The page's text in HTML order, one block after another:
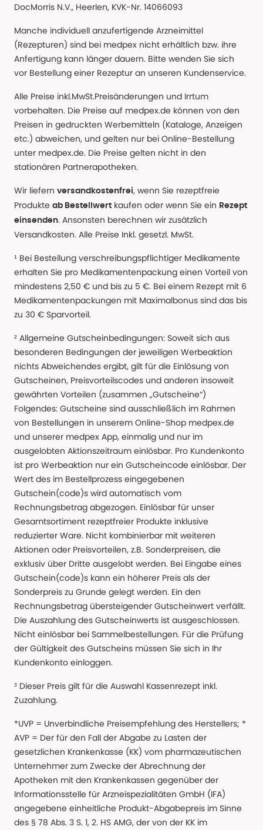
DocMorris N.V., Heerlen, KVK-Nr. 14066093
Manche individuell anzufertigende Arzneimittel
(Rezepturen) sind bei medpex nicht erhältlich bzw. ihre
Anfertigung kann länger dauern. Bitte wenden Sie sich
vor Bestellung einer Rezeptur an unseren Kundenservice.
Alle Preise inkl.MwSt.Preisänderungen und Irrtum
vorbehalten. Die Preise auf medpex.de können von den
Preisen in gedruckten Werbemitteln (Kataloge, Anzeigen
etc.) abweichen, und gelten nur bei Online-Bestellung
unter medpex.de. Die Preise gelten nicht in den
stationären Partnerapotheken.
Wir liefern versandkostenfrei, wenn Sie rezeptfreie
Produkte ab Bestellwert kaufen oder wenn Sie ein Rezept
einsenden. Ansonsten berechnen wir zusätzlich
Versandkosten. Alle Preise Inkl. gesetzl. MwSt.
¹ Bei Bestellung verschreibungspflichtiger Medikamente
erhalten Sie pro Medikamentenpackung einen Vorteil von
mindestens 2,50 € und bis zu 5 €. Bei einem Rezept mit 6
Medikamentenpackungen mit Maximalbonus sind das bis
zu 30 € Sparvorteil.
² Allgemeine Gutscheinbedingungen: Soweit sich aus
besonderen Bedingungen der jeweiligen Werbeaktion
nichts Abweichendes ergibt, gilt für die Einlösung von
Gutscheinen, Preisvorteilscodes und anderen insoweit
gewährten Vorteilen (zusammen „Gutscheine“)
Folgendes: Gutscheine sind ausschließlich im Rahmen
von Bestellungen in unserem Online-Shop medpex.de
und unserer medpex App, einmalig und nur im
ausgelobten Aktionszeitraum einlösbar. Pro Kundenkonto
ist pro Werbeaktion nur ein Gutscheincode einlösbar. Der
Wert des im Bestellprozess eingegebenen
Gutschein(code)s wird automatisch vom
Rechnungsbetrag abgezogen. Einlösbar für unser
Gesamtsortiment rezeptfreier Produkte inklusive
reduzierter Ware. Nicht kombinierbar mit weiteren
Aktionen oder Preisvorteilen, z.B. Sonderpreisen, die
exklusiv über Dritte ausgelobt werden. Bei Eingabe eines
Gutschein(code)s kann ein höherer Preis als der
Sonderpreis zu Grunde gelegt werden. Ein den
Rechnungsbetrag übersteigender Gutscheinwert verfällt.
Die Auszahlung des Gutscheinwerts ist ausgeschlossen.
Nicht einlösbar bei Sammelbestellungen. Für die Prüfung
der Gültigkeit des Gutscheins müssen Sie sich in Ihr
Kundenkonto einloggen.
³ Dieser Preis gilt für die Auswahl Kassenrezept inkl.
Zuzahlung.
*UVP = Unverbindliche Preisempfehlung des Herstellers; *
AVP = Der für den Fall der Abgabe zu Lasten der
gesetzlichen Krankenkasse (KK) vom pharmazeutischen
Unternehmer zum Zwecke der Abrechnung der
Apotheken mit den Krankenkassen gegenüber der
Informationsstelle für Arzneispezialitäten GmbH (IFA)
angegebene einheitliche Produkt-Abgabepreis im Sinne
des § 78 Abs. 3 S. 1, 2. HS AMG, der von der KK im